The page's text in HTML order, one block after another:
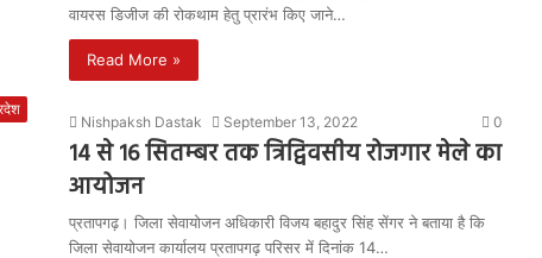
वायरस डिजीज की रोकथाम हेतु प्रारंभ किए जाने…
Read More »
Nishpaksh Dastak September 13, 2022 0
14 से 16 सितम्बर तक त्रिद्विवसीय रोजगार मेले का
आयोजन
प्रतापगढ़। जिला सेवायोजन अधिकारी विजय बहादुर सिंह सेंगर ने बताया है कि
जिला सेवायोजन कार्यालय प्रतापगढ़ परिसर में दिनांक 14…